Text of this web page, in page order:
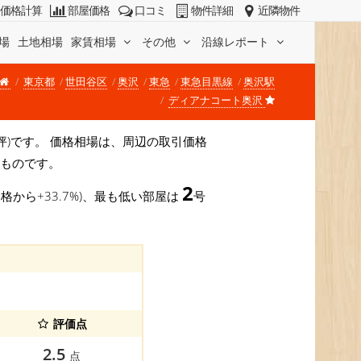
土地相場 家賃相場 その他 沿線レポート
価格計算 部屋価格 口コミ 物件詳細 近隣物件
東京都 世田谷区 奥沢 東急 東急目黒線
奥沢駅
ディアナコート奥沢
です。 価格相場は、周辺の取引価格
のです。
から+33.7%)、最も低い部屋は 2号
評価点
2.5 点